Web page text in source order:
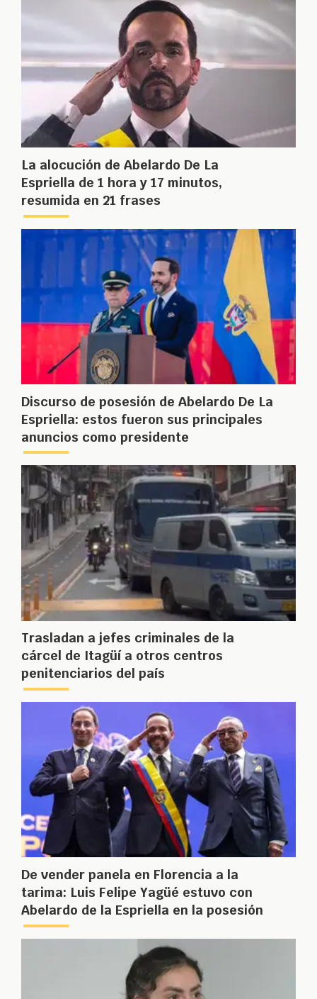
La alocución de Abelardo De La
Espriella de 1 hora y 17 minutos,
resumida en 21 frases
Discurso de posesión de Abelardo De La
Espriella: estos fueron sus principales
anuncios como presidente
Trasladan a jefes criminales de la
cárcel de Itagüí a otros centros
penitenciarios del país
De vender panela en Florencia a la
tarima: Luis Felipe Yagüé estuvo con
Abelardo de la Espriella en la posesión